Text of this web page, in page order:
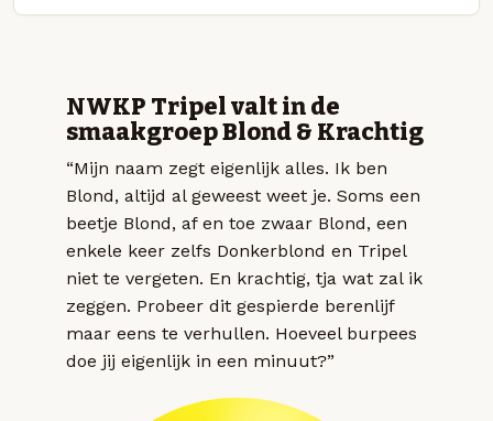
NWKP Tripel valt in de
smaakgroep Blond & Krachtig
“Mijn naam zegt eigenlijk alles. Ik ben
Blond, altijd al geweest weet je. Soms een
beetje Blond, af en toe zwaar Blond, een
enkele keer zelfs Donkerblond en Tripel
niet te vergeten. En krachtig, tja wat zal ik
zeggen. Probeer dit gespierde berenlijf
maar eens te verhullen. Hoeveel burpees
doe jij eigenlijk in een minuut?”